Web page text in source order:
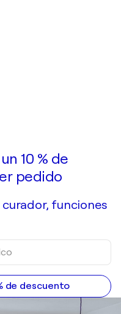
10 % de
pedido
funciones
de descuento